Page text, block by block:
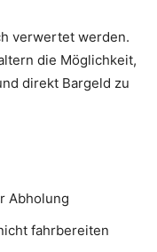
verwertet werden.
die Möglichkeit,
direkt Bargeld zu
Abholung
fahrbereiten